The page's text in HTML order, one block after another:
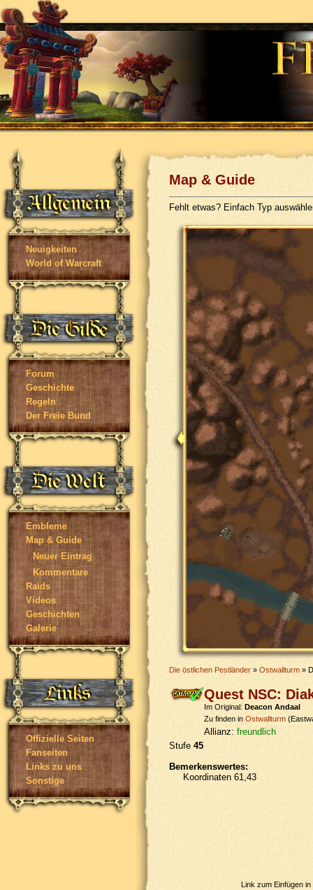
Neuigkeiten
World of Warcraft
Forum
Geschichte
Regeln
Der Freie Bund
Embleme
Map & Guide
Neuer Eintrag
Kommentare
Raids
Videos
Geschichten
Galerie
Offizielle Seiten
Fanseiten
Links zu uns
Sonstige
Map & Guide
Fehlt etwas? Einfach Typ
Die östlichen Pestländer » Ostwallturm »
Quest NSC:
Im Original: Deacon Andaal
Zu finden in Ostwallturm
Allianz: freundlich
Stufe 45
Bemerkenswertes:
Koordinaten 61,43
Link zum Einfügen